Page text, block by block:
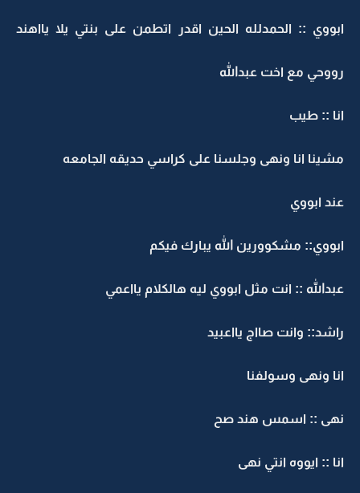
ابووي :: الحمدلله الحين اقدر اتطمن على بنتي يلا يااهند
رووحي مع اخت عبدالله
انا :: طيب
مشينا انا ونهى وجلسنا على كراسي حديقه الجامعه
عند ابووي
ابووي:: مشكوورين الله يبارك فيكم
عبدالله :: انت مثل ابووي ليه هالكلام يااعمي
راشد:: وانت صااج يااعبيد
انا ونهى وسولفنا
نهى :: اسمس هند صح
انا :: ايووه انتي نهى